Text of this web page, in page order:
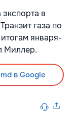
в
газа по
января-
Миллер.
в Google